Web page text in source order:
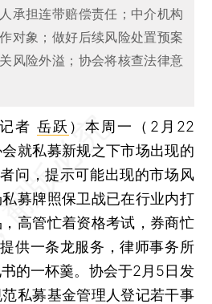
承担连带赔偿责任；中介机构
对象；做好后续风险处置预案
风险外溢；协会将核查法律意
记者岳跃 ）本周一（2月22
就私募新规之下市场出现的
问，提示可能出现的市场风
募牌照保卫战已在行业内打
高管忙着资格考试，券商忙
供一条龙服务，律师事务所
的一杯羹。协会于2月5日发
私募基金管理人登记若干事